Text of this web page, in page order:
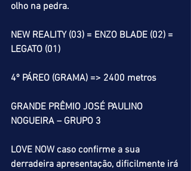
olho na pedra.
NEW REALITY (03) = ENZO BLADE (02) =
LEGATO (01)
4º PÁREO (GRAMA) => 2400 metros
GRANDE PRÊMIO JOSÉ PAULINO
NOGUEIRA – GRUPO 3
LOVE NOW caso confirme a sua
derradeira apresentação, dificilmente irá